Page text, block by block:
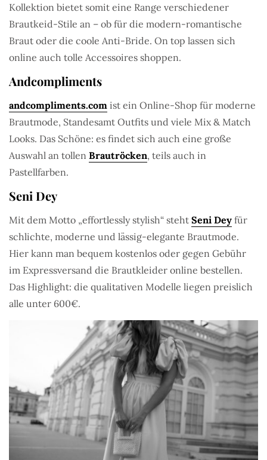
Kollektion bietet somit eine Range verschiedener
Brautkeid-Stile an – ob für die modern-romantische
Braut oder die coole Anti-Bride. On top lassen sich
online auch tolle Accessoires shoppen.
Andcompliments
andcompliments.com ist ein Online-Shop für moderne
Brautmode, Standesamt Outfits und viele Mix & Match
Looks. Das Schöne: es findet sich auch eine große
Auswahl an tollen Brautröcken, teils auch in
Pastellfarben.
Seni Dey
Mit dem Motto „effortlessly stylish“ steht Seni Dey für
schlichte, moderne und lässig-elegante Brautmode.
Hier kann man bequem kostenlos oder gegen Gebühr
im Expressversand die Brautkleider online bestellen.
Das Highlight: die qualitativen Modelle liegen preislich
alle unter 600€.